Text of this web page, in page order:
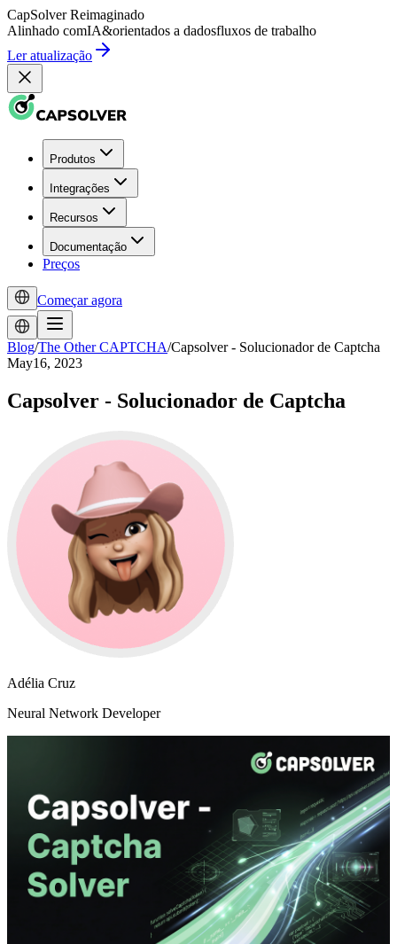
CapSolver Reimaginado
Alinhado comIA&orientados a dadosfluxos de trabalho
Ler atualização
Produtos
Integrações
Recursos
Documentação
Preços
Começar agora
Blog/The Other CAPTCHA/Capsolver - Solucionador de Captcha
May16, 2023
Capsolver - Solucionador de Captcha
Adélia Cruz
Neural Network Developer